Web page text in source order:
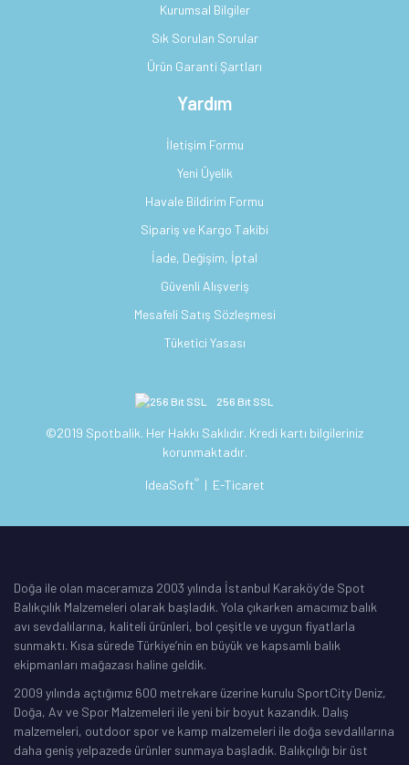
Kurumsal Bilgiler
Sık Sorulan Sorular
Ürün Garanti Şartları
Yardım
İletişim Formu
Yeni Üyelik
Havale Bildirim Formu
Sipariş ve Kargo Takibi
İade, Değişim, İptal
Güvenli Alışveriş
Mesafeli Satış Sözleşmesi
Tüketici Yasası
256 Bit SSL
©2019 Spotbalik. Her Hakkı Saklıdır. Kredi kartı bilgileriniz
korunmaktadır.
IdeaSoft® | E-Ticaret
Doğa ile olan maceramıza 2003 yılında İstanbul Karaköy’de Spot
Balıkçılık Malzemeleri olarak başladık. Yola çıkarken amacımız balık
avı sevdalılarına, kaliteli ürünleri, bol çeşitle ve uygun fiyatlarla
sunmaktı. Kısa sürede Türkiye’nin en büyük ve kapsamlı balık
ekipmanları mağazası haline geldik.
2009 yılında açtığımız 600 metrekare üzerine kurulu SportCity Deniz,
Doğa, Av ve Spor Malzemeleri ile yeni bir boyut kazandık. Dalış
malzemeleri, outdoor spor ve kamp malzemeleri ile doğa sevdalılarına
daha geniş yelpazede ürünler sunmaya başladık. Balıkçılığı bir üst